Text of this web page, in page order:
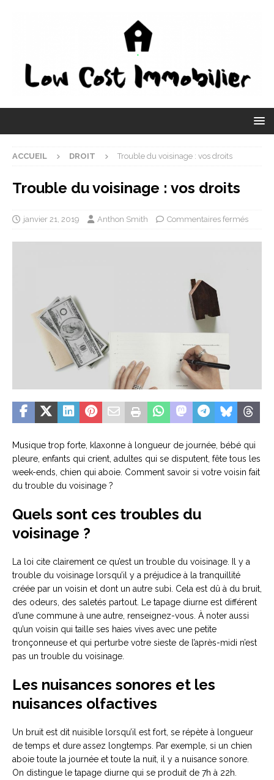
ACCUEIL DROIT Trouble du voisinage : vos droits
Trouble du voisinage : vos droits
janvier 21, 2019 Anthon Smith Commentaires fermés
Musique trop forte, klaxonne à longueur de journée, bébé qui
pleure, enfants qui crient, adultes qui se disputent, fête tous les
week-ends, chien qui aboie. Comment savoir si votre voisin fait
du trouble du voisinage ?
Quels sont ces troubles du
voisinage ?
La loi cite clairement ce qu’est un trouble du voisinage. Il y a
trouble du voisinage lorsqu’il y a préjudice à la tranquillité
créée par un voisin et dont un autre subi. Cela est dû à du bruit,
des odeurs, des saletés partout. Le tapage diurne est différent
d’une commune à une autre, renseignez-vous. À noter aussi
qu’un voisin qui taille ses haies vives avec une petite
tronçonneuse et qui perturbe votre sieste de l’après-midi n’est
pas un trouble du voisinage.
Les nuisances sonores et les
nuisances olfactives
Un bruit est dit nuisible lorsqu’il est fort, se répète à longueur
de temps et dure assez longtemps. Par exemple, si un chien
aboie toute la journée et toute la nuit, il y a nuisance sonore.
On distingue le tapage diurne qui se produit de 7h à 22h.